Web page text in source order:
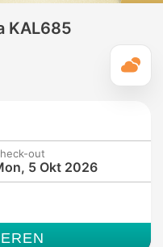
KAL685
out
5 Okt 2026